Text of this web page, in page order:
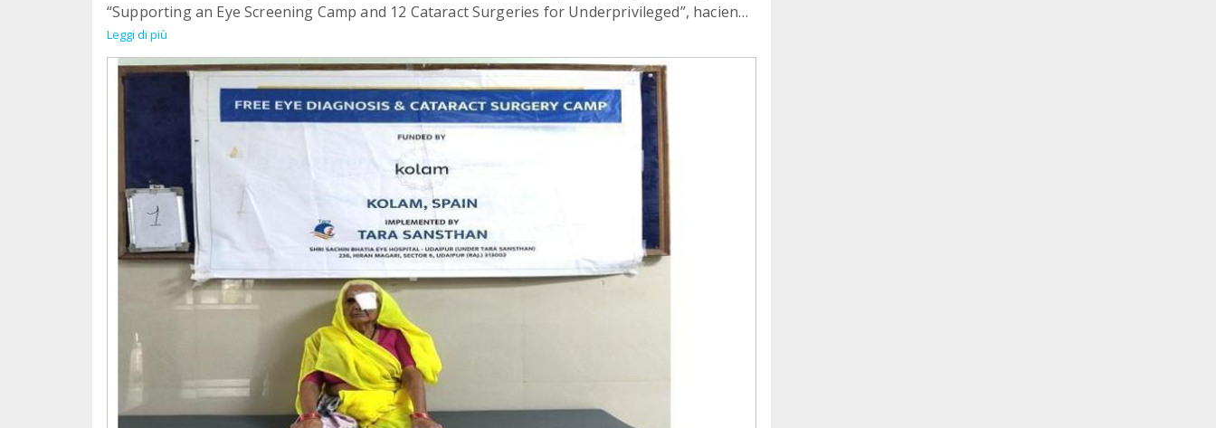
“Supporting an Eye Screening Camp and 12 Cataract Surgeries for Underprivileged”, haciendo
posible la realización de una campaña gratuita de revisión oftalmológica en zonas rurales y
tribales de Udaipur, India.
Vuestra aportación ha contribuido a identificar a personas con problemas de visión, facilitar
diagnósticos oftalmológicos gratuitos y ofrecer apoyo para cirugías de cataratas a pacientes
con escasos recursos económicos. Para muchas de estas personas, recuperar la visión
significa recuperar su autonomía, su bienestar y nuevas oportunidades de vida.
Cada euro cuenta. Cada persona suma.
Leggi di più